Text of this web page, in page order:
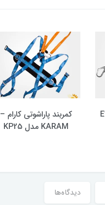
کمربند پاراشوتی کارام –
KARAM مدل KP25
دیدگاه‌ها